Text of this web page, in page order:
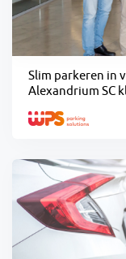
Slim parkeren in
Alexandrium SC